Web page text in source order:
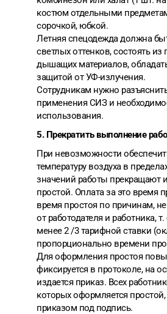
костюм отдельными
сорочкой, юбкой.
Летняя спецодежда должна
светлых оттенков, состоять
дышащих материалов,
защитой от УФ-излучения.
Сотрудникам нужно
применения СИЗ и
использования.
5. Прекратить выполнение
При невозможности
температуру воздуха в
значений работы прекращают
простой. Оплата за это время
время простоя по причинам,
от работодателя и работника,
менее 2 /3 тарифной ставки
пропорционально времени
Для оформления простоя
фиксируется в протоколе, на
издается приказ. Всех
которых оформляется
приказом под подпись.